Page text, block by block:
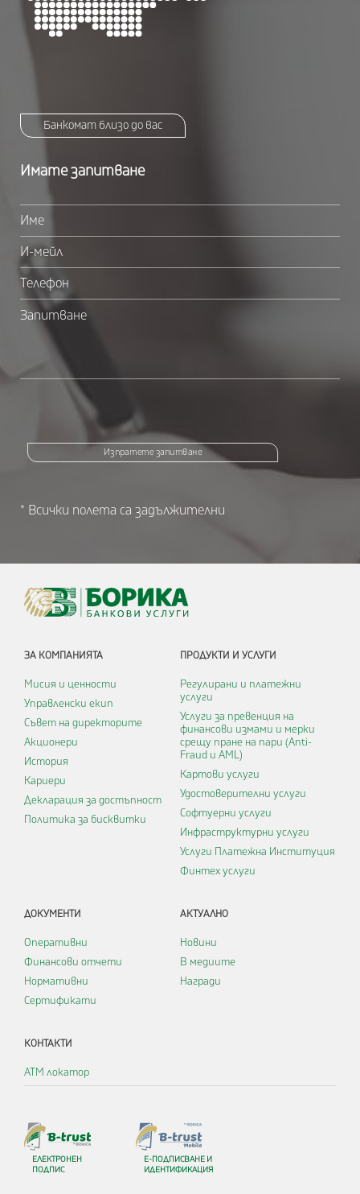
Банкомат близо до вас
Имате запитване
Изпратете запитване
* Всички полета са задължителни
ЗА КОМПАНИЯТА
Мисия и ценности
Управленски екип
Съвет на директорите
Акционери
История
Кариери
Декларация за достъпност
Политика за бисквитки
ПРОДУКТИ И УСЛУГИ
Регулирани и платежни
услуги
Услуги за превенция на
финансови измами и мерки
срещу пране на пари (Anti-
Fraud и AML)
Картови услуги
Удостоверителни услуги
Софтуерни услуги
Инфраструктурни услуги
Услуги Платежна Институция
Финтех услуги
ДОКУМЕНТИ
Оперативни
Финансови отчети
Нормативни
Сертификати
АКТУАЛНО
Новини
В медиите
Награди
КОНТАКТИ
АТМ локатор
ЕЛЕКТРОНЕН
ПОДПИС
Е-ПОДПИСВАНЕ И
ИДЕНТИФИКАЦИЯ